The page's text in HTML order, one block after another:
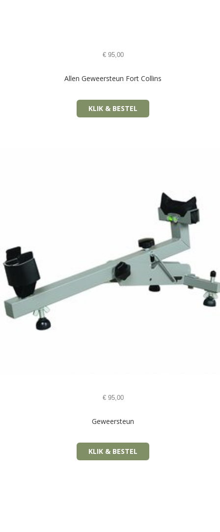
€95,00
Allen Geweersteun Fort Collins
KLIK & BESTEL
€95,00
Geweersteun
KLIK & BESTEL